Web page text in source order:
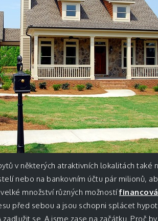
v některých atraktivních lokalitách
nebo na bankovním účtu pár milionů,
množství různých možností
před sebou a jsou schopni splácet
zadlužit se. A jsme zase na začátku. Proč